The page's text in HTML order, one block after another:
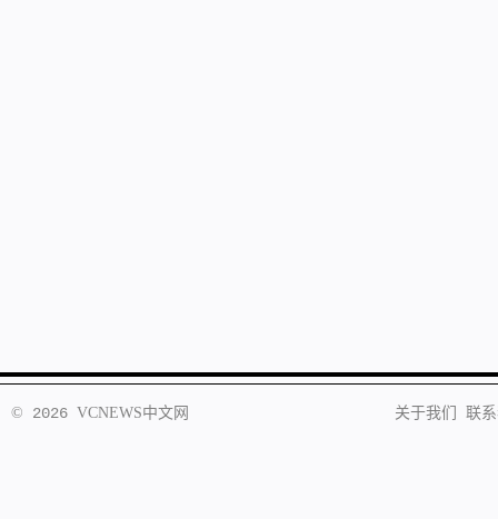
© 2026 VCNEWS中文网 关于我们 联